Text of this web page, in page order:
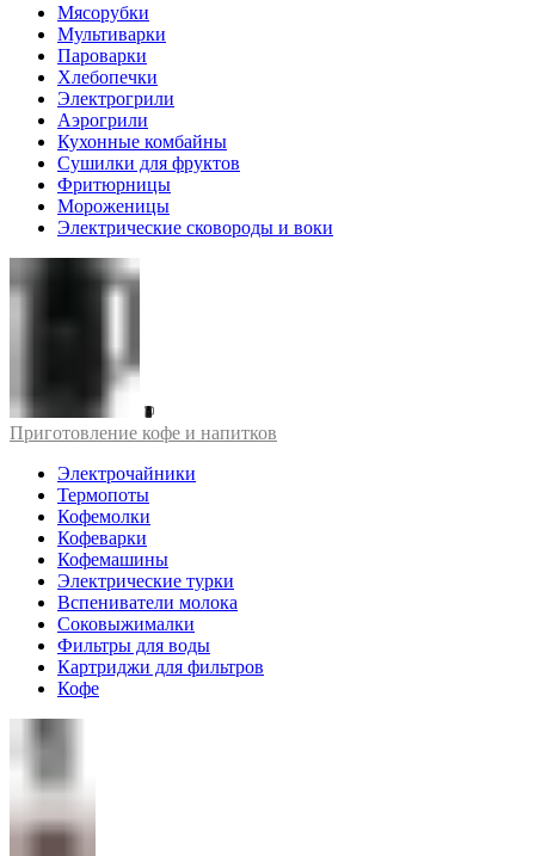
Мясорубки
Мультиварки
Пароварки
Хлебопечки
Электрогрили
Аэрогрили
Кухонные комбайны
Сушилки для фруктов
Фритюрницы
Мороженицы
Электрические сковороды и воки
Приготовление кофе и напитков
Электрочайники
Термопоты
Кофемолки
Кофеварки
Кофемашины
Электрические турки
Вспениватели молока
Соковыжималки
Фильтры для воды
Картриджи для фильтров
Кофе